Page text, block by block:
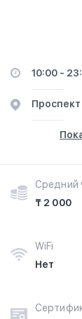
10:00 -
Средний
₸ 2 000
WiFi
Нет